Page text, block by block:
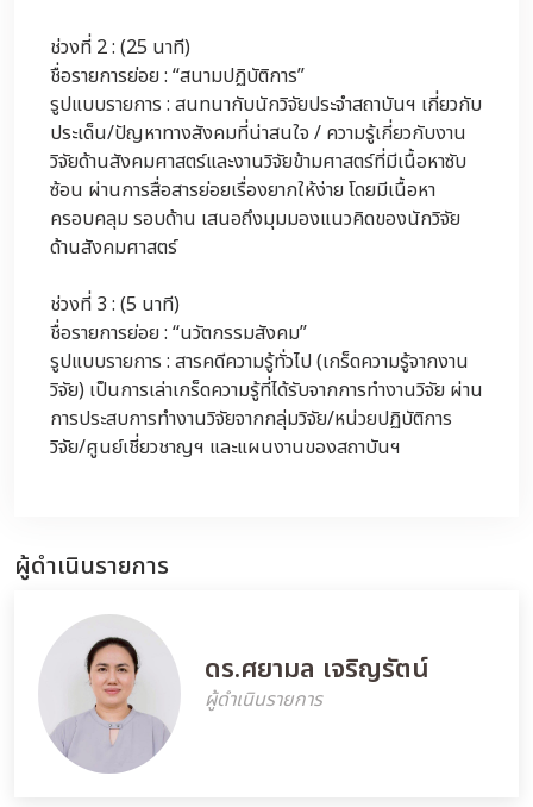
ช่วงที่ 2 : (25 นาที)
ชื่อรายการย่อย : “สนามปฏิบัติการ”
รูปแบบรายการ : สนทนากับนักวิจัยประจำสถาบันฯ เกี่ยวกับ
ประเด็น/ปัญหาทางสังคมที่น่าสนใจ / ความรู้เกี่ยวกับงาน
วิจัยด้านสังคมศาสตร์และงานวิจัยข้ามศาสตร์ที่มีเนื้อหาซับ
ซ้อน ผ่านการสื่อสารย่อยเรื่องยากให้ง่าย โดยมีเนื้อหา
ครอบคลุม รอบด้าน เสนอถึงมุมมองแนวคิดของนักวิจัย
ด้านสังคมศาสตร์
ช่วงที่ 3 : (5 นาที)
ชื่อรายการย่อย : “นวัตกรรมสังคม”
รูปแบบรายการ : สารคดีความรู้ทั่วไป (เกร็ดความรู้จากงาน
วิจัย) เป็นการเล่าเกร็ดความรู้ที่ได้รับจากการทำงานวิจัย ผ่าน
การประสบการทำงานวิจัยจากกลุ่มวิจัย/หน่วยปฏิบัติการ
วิจัย/ศูนย์เชี่ยวชาญฯ และแผนงานของสถาบันฯ
ผู้ดำเนินรายการ
ดร.ศยามล เจริญรัตน์
ผู้ดำเนินรายการ